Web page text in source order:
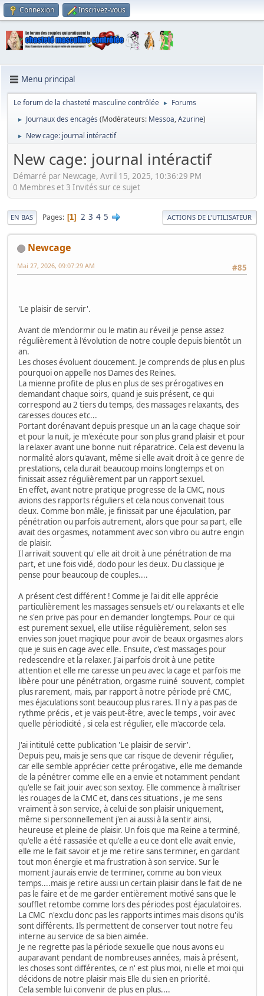
Connexion Inscrivez-vous
Menu principal
Le forum de la chasteté masculine contrôlée ► Forums
► Journaux des encagés (Modérateurs: Messoa,Azurine)
► New cage: journal intéractif
New cage: journal intéractif
Démarré par Newcage, Avril 15, 2025, 10:36:29 PM
0 Membres et 3 Invités sur ce sujet
EN BAS Pages 1 2 3 4 5 ACTIONS DE L'UTILISATEUR
Newcage
#85
Mai 27, 2026, 09:07:29 AM
'Le plaisir de servir'.
Avant de m'endormir ou le matin au réveil je pense assez
régulièrement à l'évolution de notre couple depuis bientôt un
an.
Les choses évoluent doucement. Je comprends de plus en plus
pourquoi on appelle nos Dames des Reines.
La mienne profite de plus en plus de ses prérogatives en
demandant chaque soirs, quand je suis présent, ce qui
correspond au 2 tiers du temps, des massages relaxants, des
caresses douces etc...
Portant dorénavant depuis presque un an la cage chaque soir
et pour la nuit, je m'exécute pour son plus grand plaisir et pour
la relaxer avant une bonne nuit réparatrice. Cela est devenu la
normalité alors qu'avant, même si elle avait droit à ce genre de
prestations, cela durait beaucoup moins longtemps et on
finissait assez régulièrement par un rapport sexuel.
En effet, avant notre pratique progresse de la CMC, nous
avions des rapports réguliers et cela nous convenait tous
deux. Comme bon mâle, je finissait par une éjaculation, par
pénétration ou parfois autrement, alors que pour sa part, elle
avait des orgasmes, notamment avec son vibro ou autre engin
de plaisir.
Il arrivait souvent qu' elle ait droit à une pénétration de ma
part, et une fois vidé, dodo pour les deux. Du classique je
pense pour beaucoup de couples....
A présent c'est différent ! Comme je l'ai dit elle apprécie
particulièrement les massages sensuels et/ ou relaxants et elle
ne s'en prive pas pour en demander longtemps. Pour ce qui
est purement sexuel, elle utilise régulièrement, selon ses
envies son jouet magique pour avoir de beaux orgasmes alors
que je suis en cage avec elle. Ensuite, c'est massages pour
redescendre et la relaxer. J'ai parfois droit à une petite
attention et elle me caresse un peu avec la cage et parfois me
libère pour une pénétration, orgasme ruiné souvent, complet
plus rarement, mais, par rapport à notre période pré CMC,
mes éjaculations sont beaucoup plus rares. Il n'y a pas pas de
rythme précis , et je vais peut-être, avec le temps , voir avec
quelle périodicité , si cela est régulier, elle m'accorde cela.
J'ai intitulé cette publication 'Le plaisir de servir'.
Depuis peu, mais je sens que car risque de devenir régulier,
car elle semble apprécier cette prérogative, elle me demande
de la pénétrer comme elle en a envie et notamment pendant
qu'elle se fait jouir avec son sextoy. Elle commence à maîtriser
les rouages de la CMC et, dans ces situations , je me sens
vraiment à son service, à celui de son plaisir uniquement,
même si personnellement j'en ai aussi à la sentir ainsi,
heureuse et pleine de plaisir. Un fois que ma Reine a terminé,
qu'elle a été rassasiée et qu'elle a eu ce dont elle avait envie,
elle me le fait savoir et je me retire sans terminer, en gardant
tout mon énergie et ma frustration à son service. Sur le
moment j'aurais envie de terminer, comme au bon vieux
temps....mais je retire aussi un certain plaisir dans le fait de ne
pas le faire et de me garder entièrement motivé sans que le
soufflet retombe comme lors des périodes post éjaculatoires.
La CMC n'exclu donc pas les rapports intimes mais disons qu'ils
sont différents. Ils permettent de conserver tout notre feu
interne au service de sa bien aimée.
Je ne regrette pas la période sexuelle que nous avons eu
auparavant pendant de nombreuses années, mais à présent,
les choses sont différentes, ce n' est plus moi, ni elle et moi qui
décidons de notre plaisir mais Elle du sien en priorité.
Cela semble lui convenir de plus en plus....